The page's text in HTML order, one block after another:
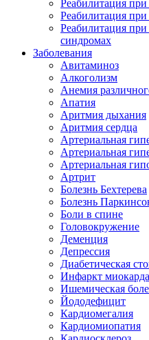
Реабилитация при
Реабилитация при
Реабилитация
синдромах
Заболевания
Авитаминоз
Алкоголизм
Анемия
Апатия
Аритмия дыхания
Аритмия сердца
Артериальная
Артериальная
Артериальная
Артрит
Болезнь Бехтерева
Болезнь
Боли в спине
Головокружение
Деменция
Депрессия
Диабетическая
Инфаркт миокарда
Ишемическая
Йододефицит
Кардиомегалия
Кардиомиопатия